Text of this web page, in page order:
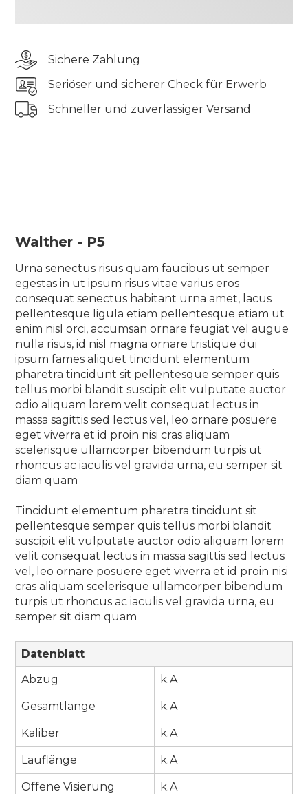
Sichere Zahlung
Seriöser und sicherer Check für Erwerb
Schneller und zuverlässiger Versand
scelerisque ullamcorper bibendum turpis ut
rhoncus ac iaculis vel gravida urna, eu semper sit
diam quam
Tincidunt elementum pharetra tincidunt sit
Walther - P5
Urna senectus risus quam faucibus ut semper
egestas in ut ipsum risus vitae varius eros
consequat senectus habitant urna amet, lacus
pellentesque ligula etiam pellentesque etiam ut
enim nisl orci, accumsan ornare feugiat vel augue
nulla risus, id nisl magna ornare tristique dui
ipsum fames aliquet tincidunt elementum
pharetra tincidunt sit pellentesque semper quis
tellus morbi blandit suscipit elit vulputate auctor
odio aliquam lorem velit consequat lectus in
massa sagittis sed lectus vel, leo ornare posuere
eget viverra et id proin nisi cras aliquam
scelerisque ullamcorper bibendum turpis ut
rhoncus ac iaculis vel gravida urna, eu semper sit
diam quam
Tincidunt elementum pharetra tincidunt sit
pellentesque semper quis tellus morbi blandit
suscipit elit vulputate auctor odio aliquam lorem
velit consequat lectus in massa sagittis sed lectus
vel, leo ornare posuere eget viverra et id proin nisi
cras aliquam scelerisque ullamcorper bibendum
turpis ut rhoncus ac iaculis vel gravida urna, eu
semper sit diam quam
Datenblatt
Abzug
k.A
Gesamtlänge k.A
Kaliber k.A
Lauflänge k.A
Offene Visierung k.A